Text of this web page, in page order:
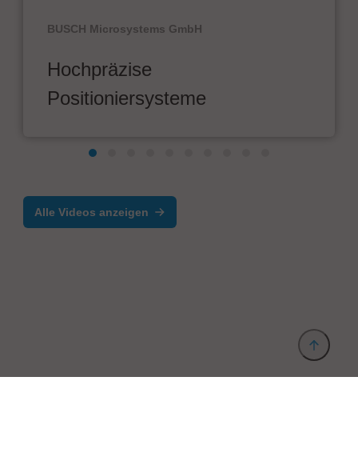
BUSCH Microsystems GmbH
Hochpräzise
Positioniersysteme
Alle Videos anzeigen